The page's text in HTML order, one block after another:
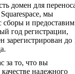
домен для
мы
сборы и предоставим
год регистрации,
зарегистрирован до
за то, что вы
надежного